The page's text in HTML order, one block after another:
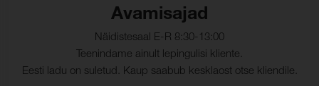
Avamisajad
Näidistesaal E-R 8:30-13:00
Teenindame ainult lepingulisi kliente.
Eesti ladu on suletud. Kaup saabub kesklaost otse kliendile.